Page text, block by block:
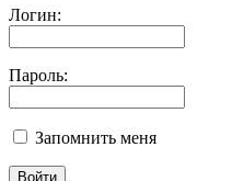
Логин:
Пароль:
Запомнить меня